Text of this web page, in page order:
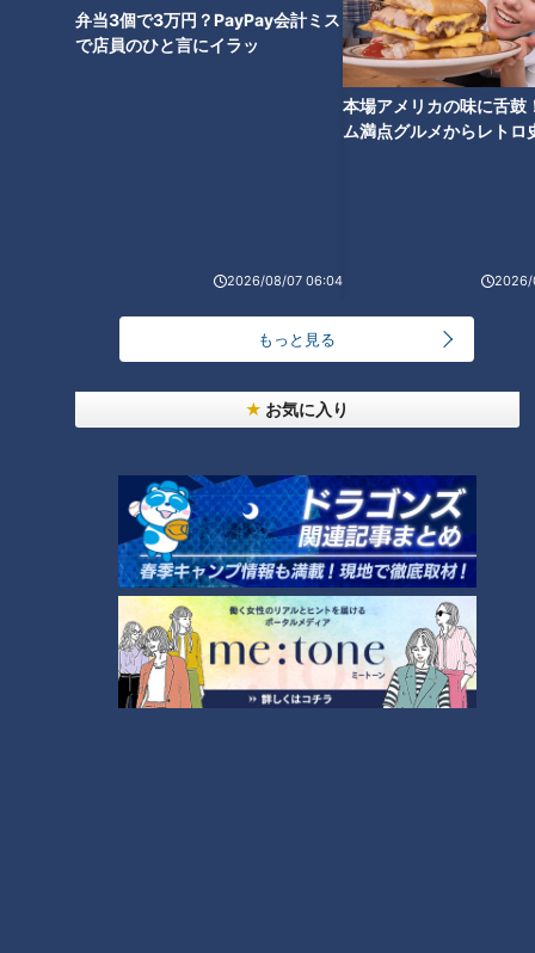
弁当3個で3万円？PayPay会計ミス
で店員のひと言にイラッ
2026/08/07 06:04
本場アメリカの味に舌鼓
ム満点グルメからレトロ
2026/
もっと見る
お気に入り
上がります。
今回は、カレーの肝ともいえるスパイスを特別に見せていただ
けることに！ペーストスパイスは、13種類のスパイスと玉ね
ぎ、セロリなどをブレンド。オリジナルのミックススパイスに
入れることでクセになる味わいが実現。最後に、バジルを入れ
れば、コショウのスパイシーさと和風だしが効いたカレースー
プの完成です。
レシピをイチから考案！東京の名店が生み出した
名古屋限定カレー